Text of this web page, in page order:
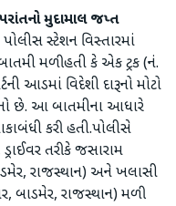
મુદામાલ જપ્ત
સ્ટેશન વિસ્તારમાં
મળી હતી કે એક ટ્રક (નં.
આડમાં વિદેશી દારૂનો મોટો
છે. આ બાતમીના આધારે
કરી હતી.પોલીસે
તરીકે જસારામ
રાજસ્થાન) અને ખલાસી
બાડમેર, રાજસ્થાન) મળી